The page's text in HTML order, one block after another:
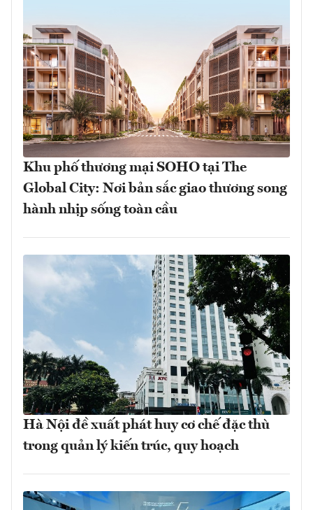
Khu phố thương mại SOHO tại The
Global City: Nơi bản sắc giao thương song
hành nhịp sống toàn cầu
Hà Nội đề xuất phát huy cơ chế đặc thù
trong quản lý kiến trúc, quy hoạch